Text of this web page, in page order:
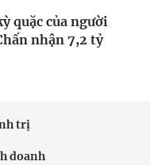
quặc của người
nhận 7,2 tỷ
trị
doanh